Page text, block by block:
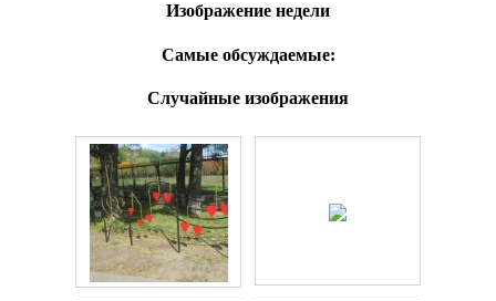
Изображение недели
Самые обсуждаемые:
Случайные изображения